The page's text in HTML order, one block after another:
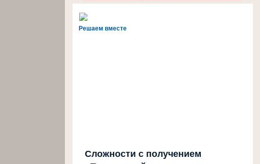
Решаем вместе
Сложности с получением